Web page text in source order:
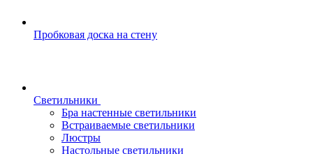
Пробковая доска на стену
Светильники
Бра настенные светильники
Встраиваемые светильники
Люстры
Настольные светильники